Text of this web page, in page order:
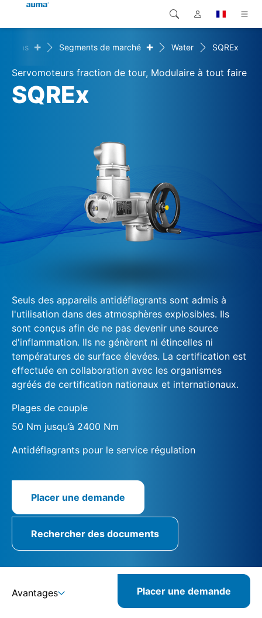
Produits
Solutions
Global
Europe
Amérique du Nord
Recherche
+ Segments de marché + Water SQREx
Servomoteurs fraction de tour, Modulaire à tout faire
SQREx
Seuls des appareils antidéflagrants sont admis à
l'utilisation dans des atmosphères explosibles. Ils
sont conçus afin de ne pas devenir une source
d'inflammation. Ils ne génèrent ni étincelles ni
températures de surface élevées. La certification est
effectuée en collaboration avec les organismes
agréés de certification nationaux et internationaux.
Plages de couple
50 Nm jusqu’à 2400 Nm
Antidéflagrants pour le service régulation
Placer une demande
Rechercher des documents
Avantages Placer une demande